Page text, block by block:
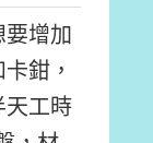
增加
鉗，
天工時